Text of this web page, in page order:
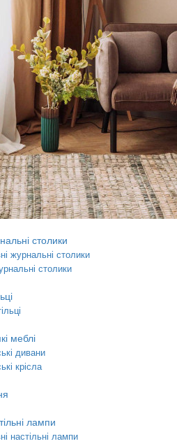
столики
журнальні столики
столики
меблі
дивани
крісла
лампи
настільні лампи